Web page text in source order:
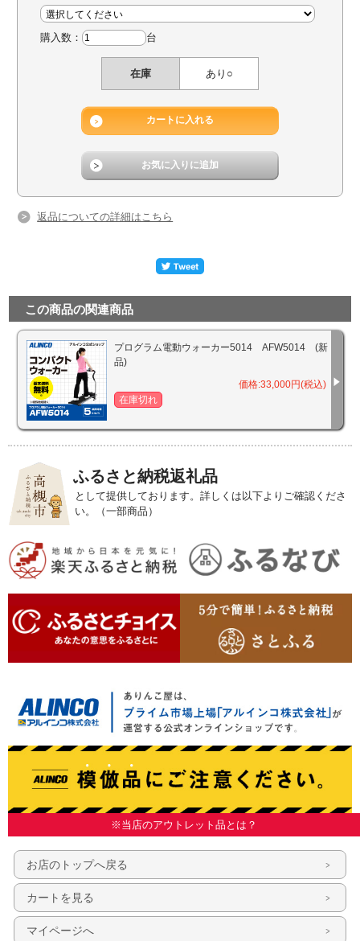
購入数： 台
在庫 あり○
返品についての詳細はこちら
この商品の関連商品
プログラム電動ウォーカー5014 AFW5014 (新
品)
価格:33,000円(税込)
在庫切れ
ふるさと納税返礼品
として提供しております。詳しくは以下よりご確認くださ
い。（一部商品）
※当店のアウトレット品とは？
お店のトップへ戻る
カートを見る
マイページへ